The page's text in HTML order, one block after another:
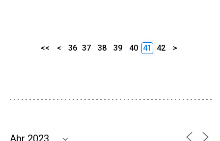
<< < 36 37 38 39 40 41 42 >